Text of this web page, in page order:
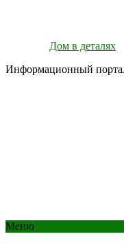
Дом в деталях
Информационный
Меню